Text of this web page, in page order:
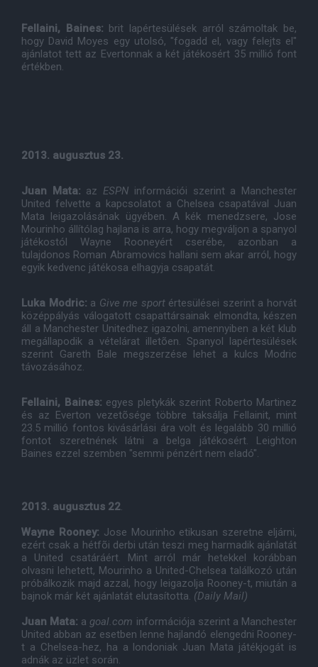
Fellaini, Baines: brit lapértesülések arról számoltak be,
hogy David Moyes egy utolsó, "fogadd el, vagy felejts el"
ajánlatot tett az Evertonnak a két játékosért 35 millió font
értékben.
2013. augusztus 23.
Juan Mata: az ESPN információi szerint a Manchester
United felvette a kapcsolatot a Chelsea csapatával Juan
Mata leigazolásának ügyében. A kék menedzsere, Jose
Mourinho állítólag hajlana is arra, hogy megváljon a spanyol
játékostól Wayne Rooneyért cserébe, azonban a
tulajdonos Roman Abramovics hallani sem akar arról, hogy
egyik kedvenc játékosa elhagyja csapatát.
Luka Modric: a Give me sportértesülései szerint a horvát
középpályás válogatott csapattársainak elmondta, készen
áll a Manchester Unitedhez igazolni, amennyiben a két klub
megállapodik a vételárat illetõen. Spanyol lapértesülések
szerint Gareth Bale megszerzése lehet a kulcs Modric
távozásához.
Fellaini, Baines: egyes pletykák szerint Roberto Martinez
és az Everton vezetõsége többre taksálja Fellainit, mint
23.5 millió fontos kivásárlási ára volt és legalább 30 millió
fontot szeretnének látni a belga játékosért. Leighton
Baines ezzel szemben "semmi pénzért nem eladó".
2013. augusztus 22.
Wayne Rooney: Jose Mourinho etikusan szeretne eljárni,
ezért csak a hétfõi derbi után teszi meg harmadik ajánlatát
a United csatáráért. Mint arról már hetekkel korábban
olvasni lehetett, Mourinho a United-Chelsea találkozó után
próbálkozik majd azzal, hogy leigazolja Rooney-t, miután a
bajnok már két ajánlatát elutasította. (Daily Mail)
Juan Mata: a goal.com információja szerint a Manchester
United abban az esetben lenne hajlandó elengedni Rooney-
t a Chelsea-hez, ha a londoniak Juan Mata játékjogát is
adnák az üzlet során.